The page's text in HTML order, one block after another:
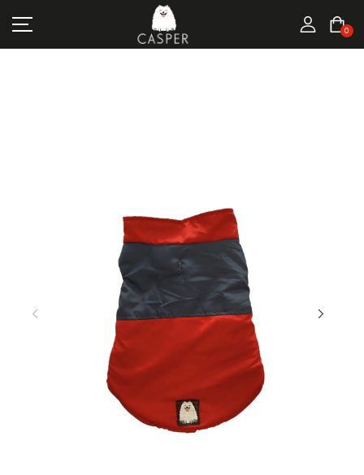
0
MARKALAR